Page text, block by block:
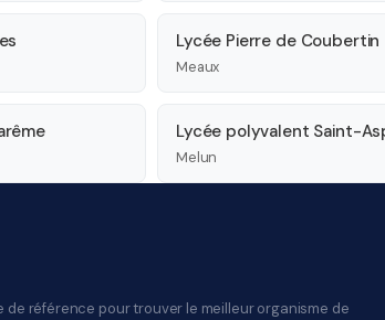
Lycée Pierre de Coubertin
Meaux
Lycée polyvalent Saint-
Melun
de référence pour trouver le meilleur organisme de